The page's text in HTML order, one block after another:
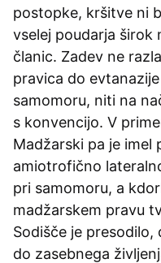
postopke, kršitve ni
vselej poudarja
članic. Zadev ne
pravica do
samomoru, niti na
s konvencijo. V
Madžarski pa je imel
amiotrofično
pri samomoru, a
madžarskem pravu
Sodišče je
do zasebnega